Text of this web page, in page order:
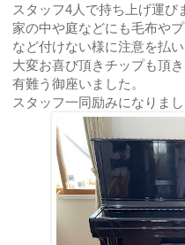
スタッフ4人で持ち上げ運び
家の中や庭などにも毛布や
など付けない様に注意を払
大変お喜び頂きチップも頂き
有難う御座いました。
スタッフ一同励みになりまし